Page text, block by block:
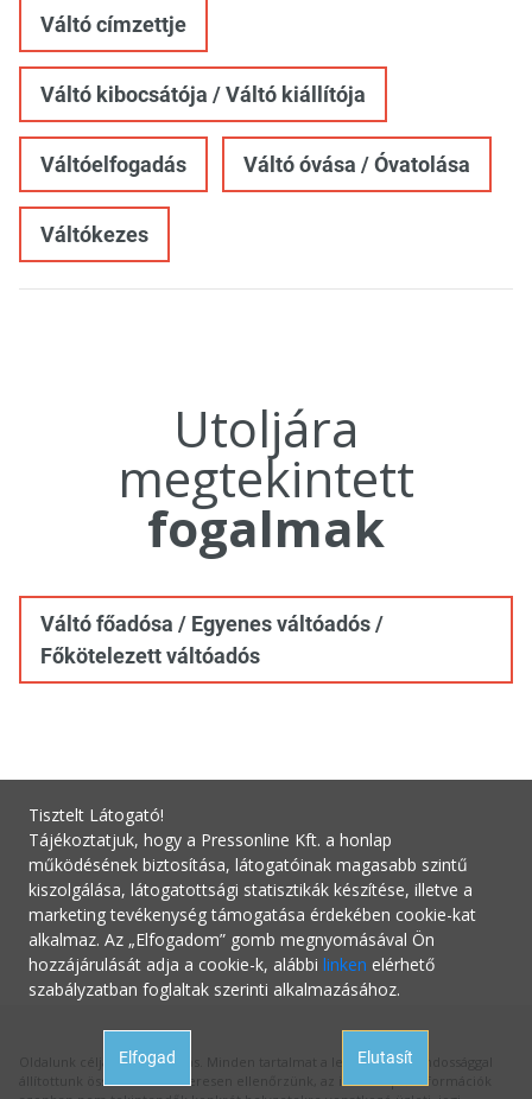
Váltó címzettje
Váltó kibocsátója / Váltó kiállítója
Váltóelfogadás Váltó óvása / Óvatolása
Váltókezes
Utoljára
megtekintett
fogalmak
Váltó főadósa / Egyenes váltóadós /
Főkötelezett váltóadós
Oldalunk célja a tájékoztatás. Minden tartalmat a legnagyobb gondossággal
állítottunk össze és rendszeresen ellenőrzünk, az itt szereplő információk
Tisztelt Látogató!
Tájékoztatjuk, hogy a Pressonline Kft. a honlap
működésének biztosítása, látogatóinak magasabb szintű
kiszolgálása, látogatottsági statisztikák készítése, illetve a
marketing tevékenység támogatása érdekében cookie-kat
alkalmaz. Az „Elfogadom” gomb megnyomásával Ön
hozzájárulását adja a cookie-k, alábbi linken elérhető
szabályzatban foglaltak szerinti alkalmazásához.
Elfogad Elutasít